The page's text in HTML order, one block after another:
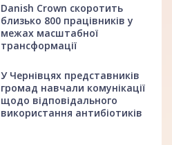
Danish Crown скоротить
близько 800 працівників у
межах масштабної
трансформації
У Чернівцях представників
громад навчали комунікації
щодо відповідального
використання антибіотиків